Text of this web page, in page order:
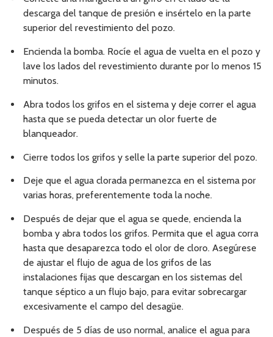
descarga del tanque de presión e insértelo en la parte
superior del revestimiento del pozo.
Encienda la bomba. Rocíe el agua de vuelta en el pozo y
lave los lados del revestimiento durante por lo menos 15
minutos.
Abra todos los grifos en el sistema y deje correr el agua
hasta que se pueda detectar un olor fuerte de
blanqueador.
Cierre todos los grifos y selle la parte superior del pozo.
Deje que el agua clorada permanezca en el sistema por
varias horas, preferentemente toda la noche.
Después de dejar que el agua se quede, encienda la
bomba y abra todos los grifos. Permita que el agua corra
hasta que desaparezca todo el olor de cloro. Asegúrese
de ajustar el flujo de agua de los grifos de las
instalaciones fijas que descargan en los sistemas del
tanque séptico a un flujo bajo, para evitar sobrecargar
excesivamente el campo del desagüe.
Después de 5 días de uso normal, analice el agua para